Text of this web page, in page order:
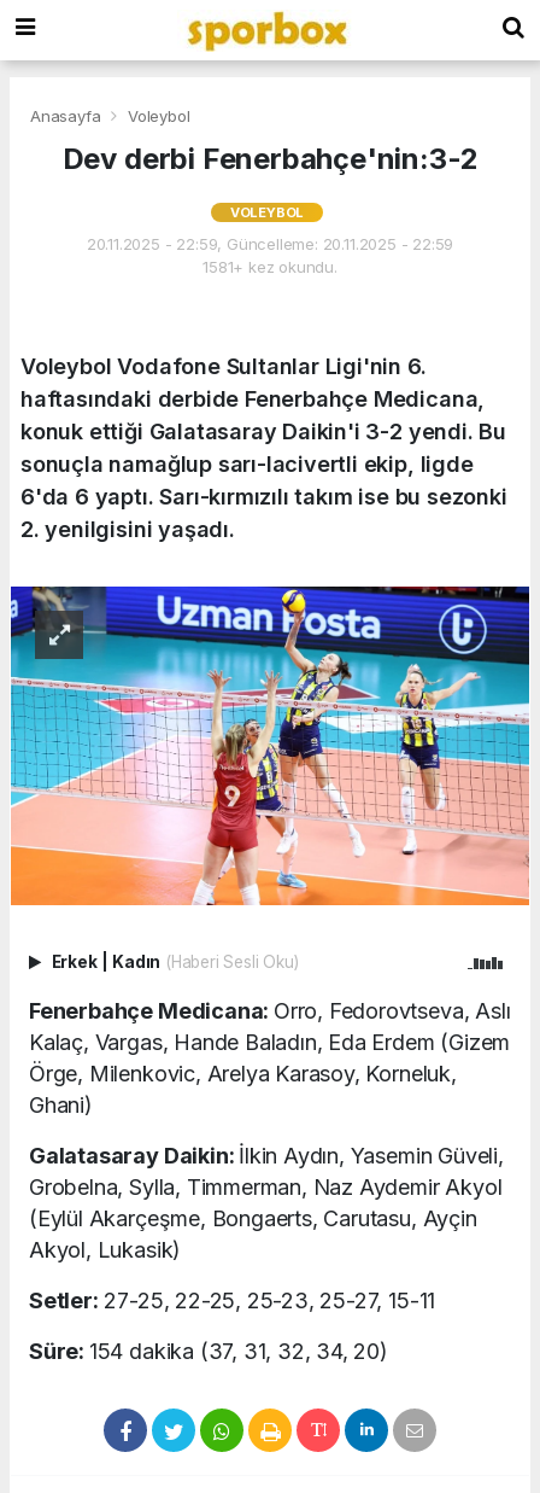
Anasayfa Voleybol
Dev derbi Fenerbahçe'nin:3-2
VOLEYBOL
20.11.2025 - 22:59, Güncelleme: 20.11.2025 - 22:59
1581+ kez okundu.
Voleybol Vodafone Sultanlar Ligi'nin 6.
haftasındaki derbide Fenerbahçe Medicana,
konuk ettiği Galatasaray Daikin'i 3-2 yendi. Bu
sonuçla namağlup sarı-lacivertli ekip, ligde
6'da 6 yaptı. Sarı-kırmızılı takım ise bu sezonki
2. yenilgisini yaşadı.
Erkek Kadın (Haberi Sesli Oku)
Fenerbahçe Medicana: Orro, Fedorovtseva, Aslı
Kalaç, Vargas, Hande Baladın, Eda Erdem (Gizem
Örge, Milenkovic, Arelya Karasoy, Korneluk,
Ghani)
Galatasaray Daikin: İlkin Aydın, Yasemin Güveli,
Grobelna, Sylla, Timmerman, Naz Aydemir Akyol
(Eylül Akarçeşme, Bongaerts, Carutasu, Ayçin
Akyol, Lukasik)
Setler: 27-25, 22-25, 25-23, 25-27, 15-11
Süre: 154 dakika (37, 31, 32, 34, 20)